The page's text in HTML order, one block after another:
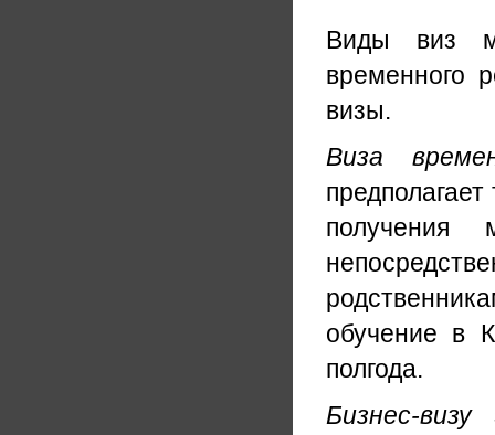
Виды виз
временного
визы.
Виза
обучение в
полгода.
Бизнес-визу